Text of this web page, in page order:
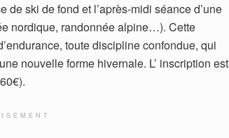
de ski de fond et l’après-midi séance d’une
nordique, randonnée alpine…). Cette
toute discipline confondue, qui
nouvelle forme hivernale. L’ inscription est